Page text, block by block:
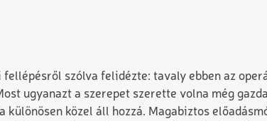
fellépésről szólva felidézte: tavaly ebben az
ugyanazt a szerepet szerette volna még
különösen közel áll hozzá. Magabiztos